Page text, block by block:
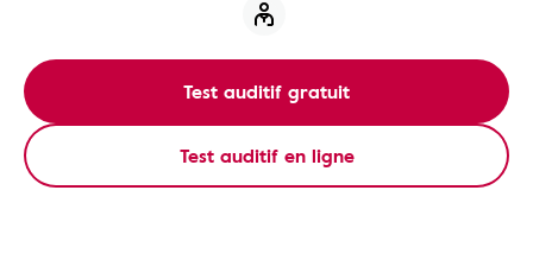
Test auditif gratuit
Test auditif en ligne